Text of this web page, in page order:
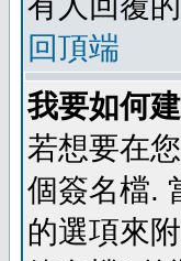
回頂端
我要如何
若想要在
個簽名檔.
的選項來